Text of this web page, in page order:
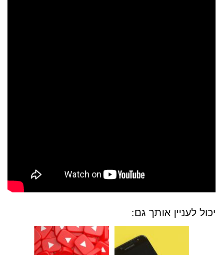
יכול לעניין אותך גם: